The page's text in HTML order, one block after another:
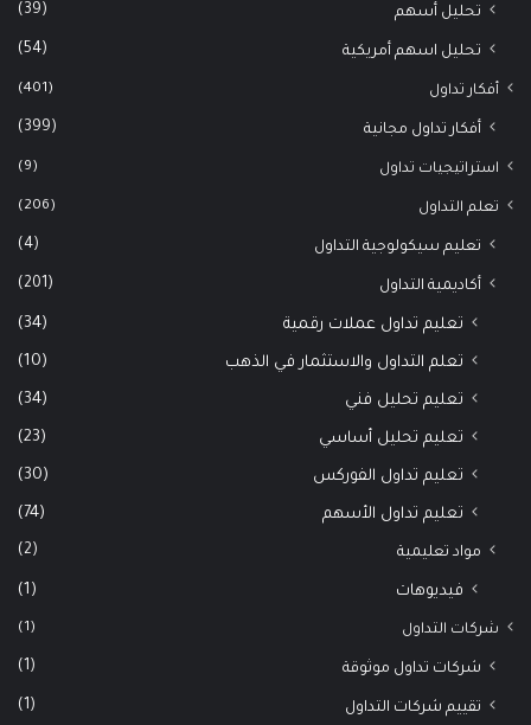
تحليل أسهم (39)
تحليل اسهم أمريكية (54)
أفكار تداول (401)
أفكار تداول مجانية (399)
استراتيجيات تداول (9)
تعلم التداول (206)
تعليم سيكولوجية التداول (4)
أكاديمية التداول (201)
تعليم تداول عملات رقمية (34)
تعلم التداول والاستثمار في الذهب (10)
تعليم تحليل فني (34)
تعليم تحليل أساسي (23)
تعليم تداول الفوركس (30)
تعليم تداول الأسهم (74)
مواد تعليمية (2)
فيديوهات (1)
شركات التداول (1)
شركات تداول موثوقة (1)
تقييم شركات التداول (1)